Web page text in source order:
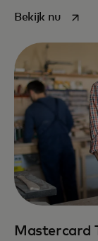
Bekijk nu opens
Mastercard